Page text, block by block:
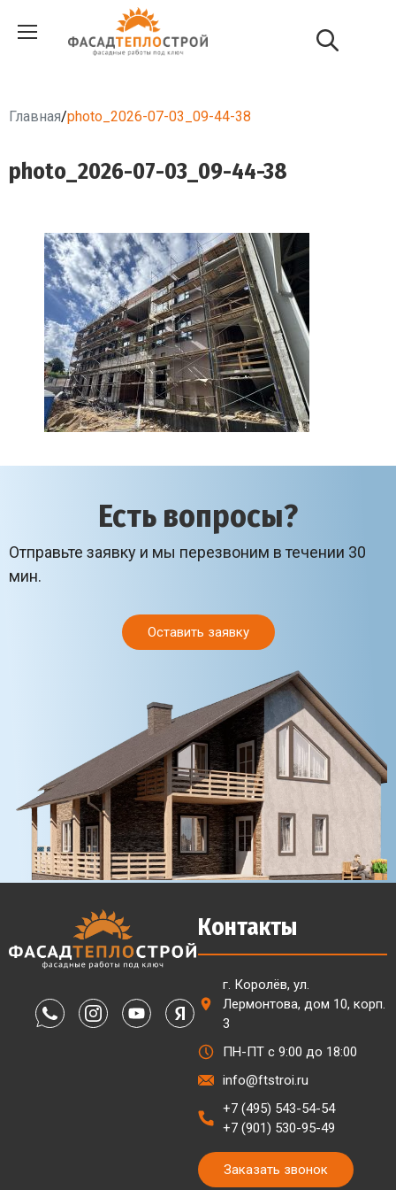
Главная/photo_2026-07-03_09-44-38
photo_2026-07-03_09-44-38
Есть вопросы?
Отправьте заявку и мы перезвоним в течении 30
мин.
Оставить заявку
Контакты
г. Королёв, ул.
Лермонтова, дом 10, корп.
3
ПН-ПТ с 9:00 до 18:00
info@ftstroi.ru
+7 (495) 543-54-54
+7 (901) 530-95-49
Заказать звонок